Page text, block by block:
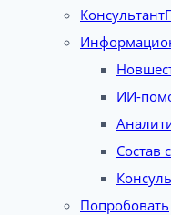
ИИ-
Состав
Попробовать